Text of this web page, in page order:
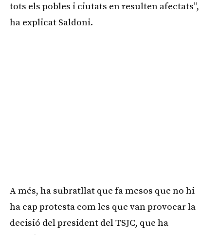
tots els pobles i ciutats en resulten afectats”,
ha explicat Saldoni.
A més, ha subratllat que fa mesos que no hi
ha cap protesta com les que van provocar la
decisió del president del TSJC, que ha